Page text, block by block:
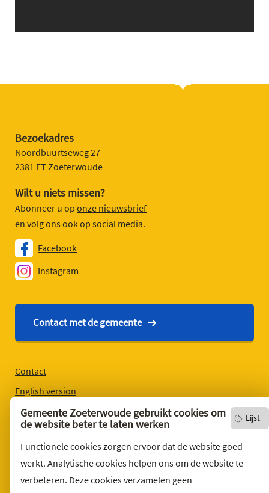
Lijst
Gemeente Zoeterwoude gebruikt cookies om
de website beter te laten werken
Functionele cookies zorgen ervoor dat de website goed
werkt. Analytische cookies helpen ons om de website te
verbeteren. Deze cookies verzamelen geen
Bezoekadres
Noordbuurtseweg 27
2381 ET Zoeterwoude
Wilt u niets missen?
Abonneer u op onze nieuwsbrief
en volg ons ook op social media.
Facebook
Instagram
Contact met de gemeente
Contact
English version
Privacyverklaring
Over deze website
Sitemap
Toegankelijkheid